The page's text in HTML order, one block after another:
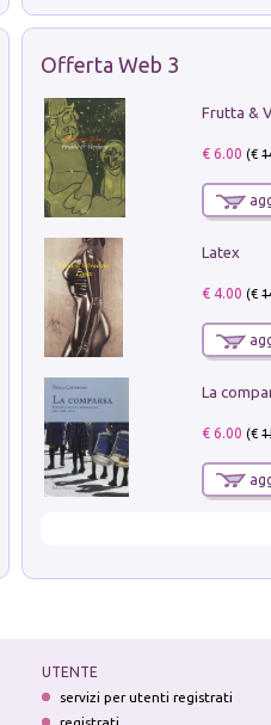
Offerta Web 3
Frutta &
€ 6.00 (€
Latex
€ 4.00 (€
€ 6.00 (€
UTENTE
servizi per utenti registrati